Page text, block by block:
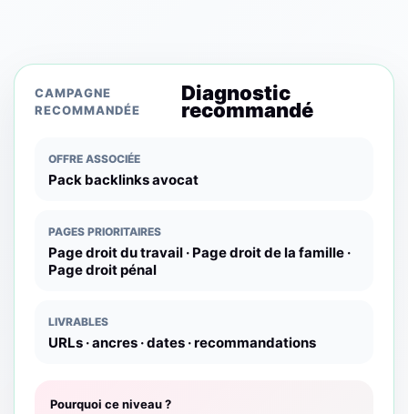
CAMPAGNE
RECOMMANDÉE
Diagnostic
recommandé
OFFRE ASSOCIÉE
Pack backlinks avocat
PAGES PRIORITAIRES
Page droit du travail · Page droit de la famille ·
Page droit pénal
LIVRABLES
URLs · ancres · dates · recommandations
Pourquoi ce niveau ?